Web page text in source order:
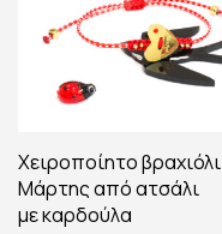
Χειροποίητο βραχιόλι
Μάρτης από ατσάλι
με καρδούλα